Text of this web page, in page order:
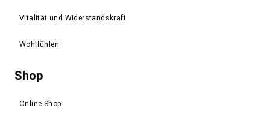
Vitalität und Widerstandskraft
Wohlfühlen
Shop
Online Shop